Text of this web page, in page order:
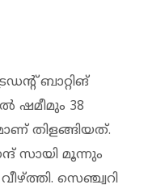
ബാറ്റിങ്
ഷമീമും 38
തിളങ്ങിയത്.
സായി മൂന്നും
സെഞ്ച്വറി